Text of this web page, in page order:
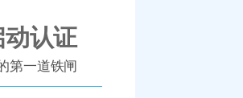
认证
第一道铁闸